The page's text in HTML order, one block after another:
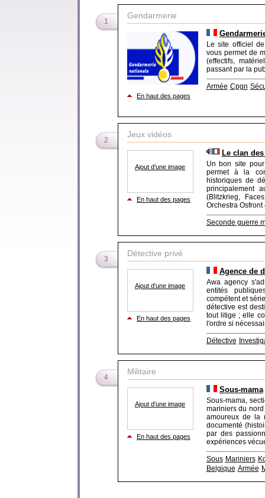
1
Gendarmerie
En haut des pages
Le site officiel
vous permet de
(effectifs,
passant par la
Armée Cpgn
2
Jeux vidéos
Ajout d'une image
En haut des pages
Le clan
Un bon site
permet à la
historiques de
principalement
(Blitzkrieg,
Orchestra
Seconde guerre
3
Détective privé
Ajout d'une image
En haut des pages
Agence de
Awa agency
entités
compétent et
détective est
tout litige ; elle
l'ordre si
Détective
4
Militaire
Ajout d'une image
En haut des pages
Sous-mama
Sous-mama,
mariniers du
amoureux de la
documenté
par des
expériences
Sous Mariniers
Belgique Armée